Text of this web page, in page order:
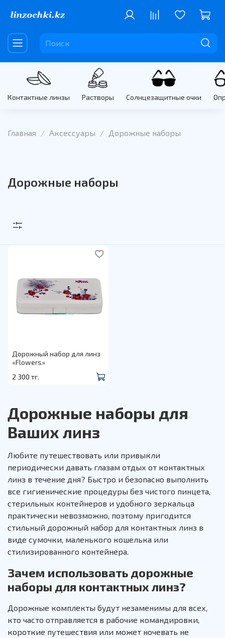
Контактные линзы Растворы Солнцезащитные очки
Главная Аксессуары Дорожные наборы
Дорожные наборы
Дорожный набор для линз
«Flowers»
2 300 тг.
Дорожные наборы для
Ваших линз
Любите путешествовать или привыкли
периодически давать глазам отдых от контактных
линз в течение дня? Быстро и безопасно выполнить
все гигиенические процедуры без чистого пинцета,
стерильных контейнеров и удобного зеркальца
практически невозможно, поэтому пригодится
стильный дорожный набор для контактных линз в
виде сумочки, маленького кошелька или
стилизированного контейнера.
Зачем использовать дорожные
наборы для контактных линз?
Дорожные комплекты будут незаменимы для всех,
кто часто отправляется в рабочие командировки,
короткие путешествия или может ночевать не